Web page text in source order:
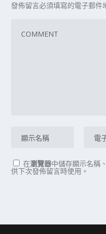
發佈留言必須填寫的電子郵件
在瀏覽器中儲存顯示名稱
供下次發佈留言時使用。